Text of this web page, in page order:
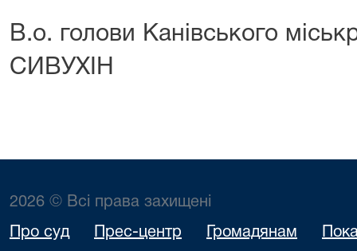
В.о. голови Канівського
СИВУХІН
2026 © Всі права захищені
Про суд Прес-центр Громадянам